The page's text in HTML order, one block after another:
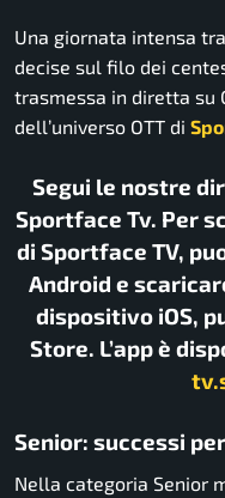
Una giornata intensa
decise sul filo dei
trasmessa in diretta su
dell’universo OTT di
Segui le nostre
Sportface Tv. Per
di Sportface TV,
Android e
dispositivo iOS,
Store. L’app è
Senior: successi
Nella categoria Senior